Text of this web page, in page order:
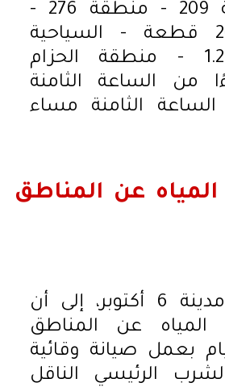
عشر منطقة 209 - منطقة 276 -
منطقة 2000 قطعة - السياحية
الشمالية 1.2.3 - منطقة الحزام
من الساعة الثامنة
الثامنة مساء
عن المناطق
وأشار جهاز مدينة 6 أكتوبر، إلى أن
عن المناطق
بعمل صيانة وقائية
الرئيسي الناقل